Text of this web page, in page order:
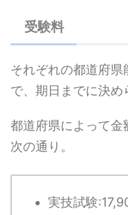
受験料
それぞれの都道府
で、期日までに決め
都道府県によって金
次の通り。
実技試験